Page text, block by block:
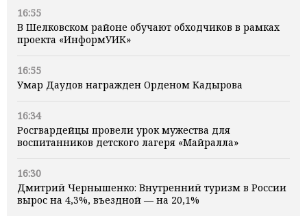
16:55
В Шелковском районе обучают обходчиков в рамках
проекта «ИнформУИК»
16:55
Умар Даудов награжден Орденом Кадырова
16:34
Росгвардейцы провели урок мужества для
воспитанников детского лагеря «Майралла»
16:30
Дмитрий Чернышенко: Внутренний туризм в России
вырос на 4,3%, въездной — на 20,1%